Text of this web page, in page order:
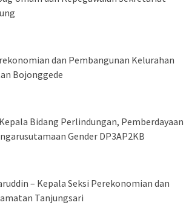
dan Pembangunan Kelurahan
Bojonggede
Bidang Perlindungan, Pemberdayaan
Gender DP3AP2KB
– Kepala Seksi Perekonomian dan
Tanjungsari